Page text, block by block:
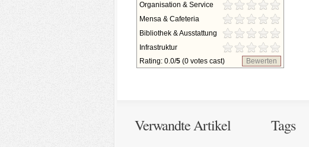
Organisation & Service
Mensa & Cafeteria
Bibliothek & Ausstattung
Infrastruktur
Rating: 0.0/5 (0 votes cast) Bewerten
Verwandte Artikel Tags